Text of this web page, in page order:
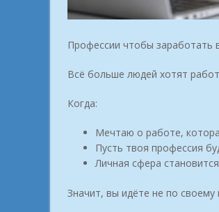
Профессии чтобы заработать
Всё больше людей хотят
Когда:
Мечтаю о работе,
Пусть твоя профессия
Личная сфера
Значит, вы идёте не по